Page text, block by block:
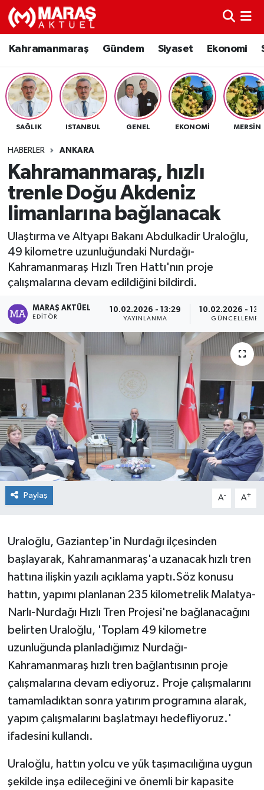
Kahramanmaraş Gündem Siyaset Ekonomi
SAĞLIK ISTANBUL GENEL EKONOMI MERSIN
HABERLER ANKARA
Kahramanmaraş, hızlı
trenle Doğu Akdeniz
limanlarına bağlanacak
Ulaştırma ve Altyapı Bakanı Abdulkadir Uraloğlu,
49 kilometre uzunluğundaki Nurdağı-
Kahramanmaraş Hızlı Tren Hattı'nın proje
çalışmalarına devam edildiğini bildirdi.
MARAŞ AKTÜEL
EDITÖR
10.02.2026 - 13:29
YAYINLANMA
10.02.2026 -
GÜNCELLEME
Paylaş A- A+
Uraloğlu, Gaziantep'in Nurdağı ilçesinden
başlayarak, Kahramanmaraş'a uzanacak hızlı tren
hattına ilişkin yazılı açıklama yaptı.Söz konusu
hattın, yapımı planlanan 235 kilometrelik Malatya-
Narlı-Nurdağı Hızlı Tren Projesi'ne bağlanacağını
belirten Uraloğlu, 'Toplam 49 kilometre
uzunluğunda planladığımız Nurdağı-
Kahramanmaraş hızlı tren bağlantısının proje
çalışmalarına devam ediyoruz. Proje çalışmalarını
tamamladıktan sonra yatırım programına alarak,
yapım çalışmalarını başlatmayı hedefliyoruz.'
ifadesini kullandı.
Uraloğlu, hattın yolcu ve yük taşımacılığına uygun
şekilde inşa edileceğini ve önemli bir kapasite
Kahramanmaraş
Gündem
Siyaset
Spor
Sağlık
Eğitim
Dünya
Kültür Sanat
Nöbetçi Eczaneler
Hava Durumu
Namaz Vakitleri
TFF 3.Lig 4.Grup Puan Durumu ve Fikstür
Tüm Manşetler
Haber Arşivi